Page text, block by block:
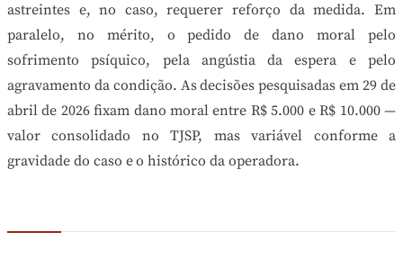
astreintes e, no caso, requerer reforço da medida. Em
paralelo, no mérito, o pedido de dano moral pelo
sofrimento psíquico, pela angústia da espera e pelo
agravamento da condição. As decisões pesquisadas em 29 de
abril de 2026 fixam dano moral entre R$ 5.000 e R$ 10.000 —
valor consolidado no TJSP, mas variável conforme a
gravidade do caso e o histórico da operadora.